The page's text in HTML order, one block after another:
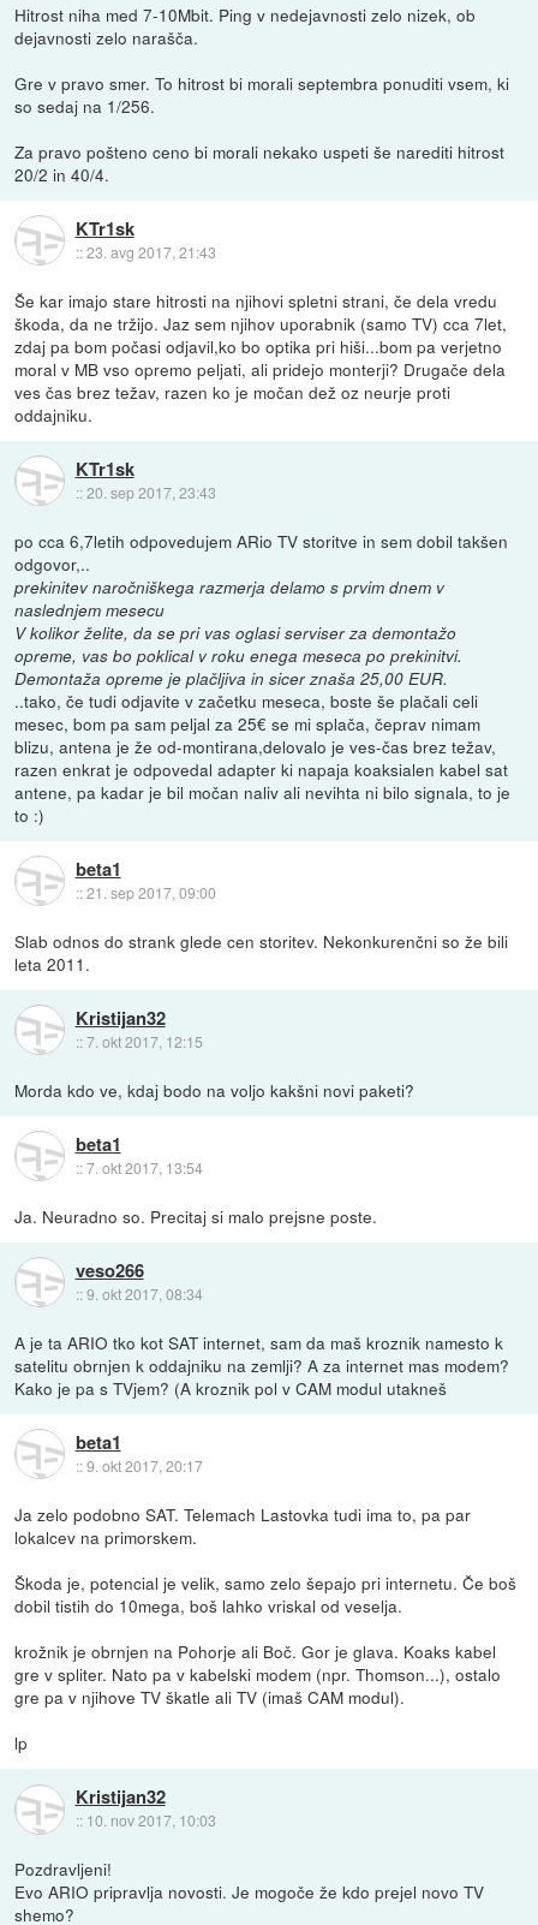
Hitrost niha med 7-10Mbit. Ping v nedejavnosti zelo nizek, ob
dejavnosti zelo narašča.
Gre v pravo smer. To hitrost bi morali septembra ponuditi vsem, ki
so sedaj na 1/256.
Za pravo pošteno ceno bi morali nekako uspeti še narediti hitrost
20/2 in 40/4.
KTr1sk
::23. avg 2017, 21:43
Še kar imajo stare hitrosti na njihovi spletni strani, če dela vredu
škoda, da ne tržijo. Jaz sem njihov uporabnik (samo TV) cca 7let,
zdaj pa bom počasi odjavil,ko bo optika pri hiši...bom pa verjetno
moral v MB vso opremo peljati, ali pridejo monterji? Drugače dela
ves čas brez težav, razen ko je močan dež oz neurje proti
oddajniku.
KTr1sk
::20. sep 2017, 23:43
po cca 6,7letih odpovedujem ARio TV storitve in sem dobil takšen
odgovor,..
prekinitev naročniškega razmerja delamo s prvim dnem v
naslednjem mesecu
V kolikor želite, da se pri vas oglasi serviser za demontažo
opreme, vas bo poklical v roku enega meseca po prekinitvi.
Demontaža opreme je plačljiva in sicer znaša 25,00 EUR.
..tako, če tudi odjavite v začetku meseca, boste še plačali celi
mesec, bom pa sam peljal za 25€ se mi splača, čeprav nimam
blizu, antena je že od-montirana,delovalo je ves-čas brez težav,
razen enkrat je odpovedal adapter ki napaja koaksialen kabel sat
antene, pa kadar je bil močan naliv ali nevihta ni bilo signala, to je
to :)
beta1
::21. sep 2017, 09:00
Slab odnos do strank glede cen storitev. Nekonkurenčni so že bili
leta 2011.
Kristijan32
::7. okt 2017, 12:15
Morda kdo ve, kdaj bodo na voljo kakšni novi paketi?
beta1
::7. okt 2017, 13:54
Ja. Neuradno so. Precitaj si malo prejsne poste.
veso266
::9. okt 2017, 08:34
A je ta ARIO tko kot SAT internet, sam da maš kroznik namesto k
satelitu obrnjen k oddajniku na zemlji? A za internet mas modem?
Kako je pa s TVjem? (A kroznik pol v CAM modul utakneš
beta1
::9. okt 2017, 20:17
Ja zelo podobno SAT. Telemach Lastovka tudi ima to, pa par
lokalcev na primorskem.
Škoda je, potencial je velik, samo zelo šepajo pri internetu. Če boš
dobil tistih do 10mega, boš lahko vriskal od veselja.
krožnik je obrnjen na Pohorje ali Boč. Gor je glava. Koaks kabel
gre v spliter. Nato pa v kabelski modem (npr. Thomson...), ostalo
gre pa v njihove TV škatle ali TV (imaš CAM modul).
lp
Kristijan32
:: 10. nov 2017, 10:03
Pozdravljeni!
Evo ARIO pripravlja novosti. Je mogoče že kdo prejel novo TV
shemo?